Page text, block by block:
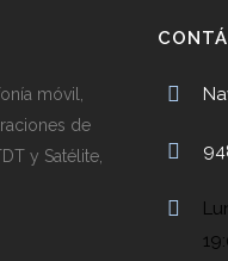
móvil,
de
y Satélite,